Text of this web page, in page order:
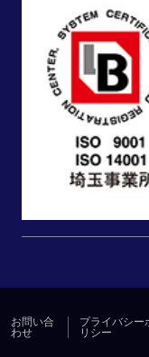
お問い合
わせ
プライバシー
リシー